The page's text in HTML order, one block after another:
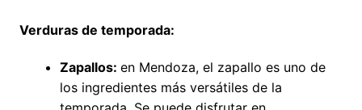
Verduras de temporada:
Zapallos: en Mendoza, el zapallo es uno de
los ingredientes más versátiles de la